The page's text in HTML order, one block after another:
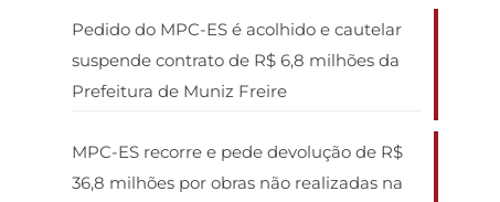
Pedido do MPC-ES é acolhido e cautelar
suspende contrato de R$ 6,8 milhões da
Prefeitura de Muniz Freire
MPC-ES recorre e pede devolução de R$
36,8 milhões por obras não realizadas na